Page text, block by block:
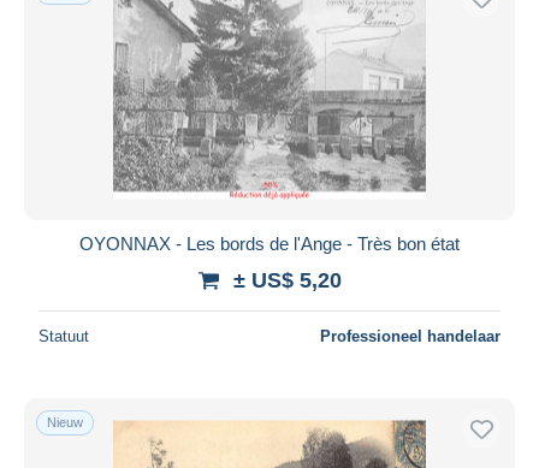
OYONNAX - Les bords de l'Ange - Très bon état
± US$ 5,20
Statuut Professioneel handelaar
Nieuw